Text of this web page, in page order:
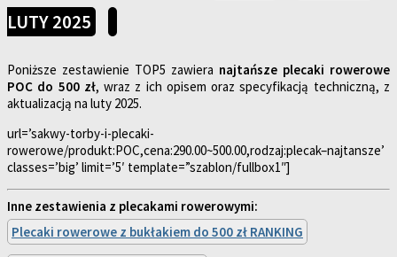
LUTY 2025
Poniższe zestawienie TOP5 zawiera najtańsze plecaki rowerowe
POC do 500 zł, wraz z ich opisem oraz specyfikacją techniczną, z
aktualizacją na luty 2025.
url=’sakwy-torby-i-plecaki-
rowerowe/produkt:POC,cena:290.00~500.00,rodzaj:plecak–najtansze’
classes=’big’ limit=’5′ template=”szablon/fullbox1″]
Inne zestawienia z plecakami rowerowymi:
Plecaki rowerowe z bukłakiem do 500 zł RANKING